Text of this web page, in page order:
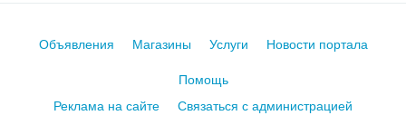
Объявления Магазины Услуги Новости портала
Помощь
Реклама на сайте
Связаться с администрацией